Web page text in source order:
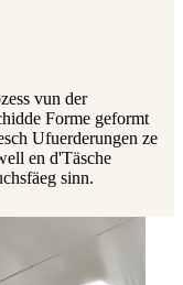
vun der
Forme geformt
Ufuerderungen ze
en d'Täsche
sinn.